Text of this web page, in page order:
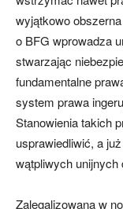
wyjątkowo
o BFG wprowadza
stwarzając
fundamentalne
system prawa
Stanowienia takich
usprawiedliwić, a
wątpliwych unijnych
Zalegalizowana w